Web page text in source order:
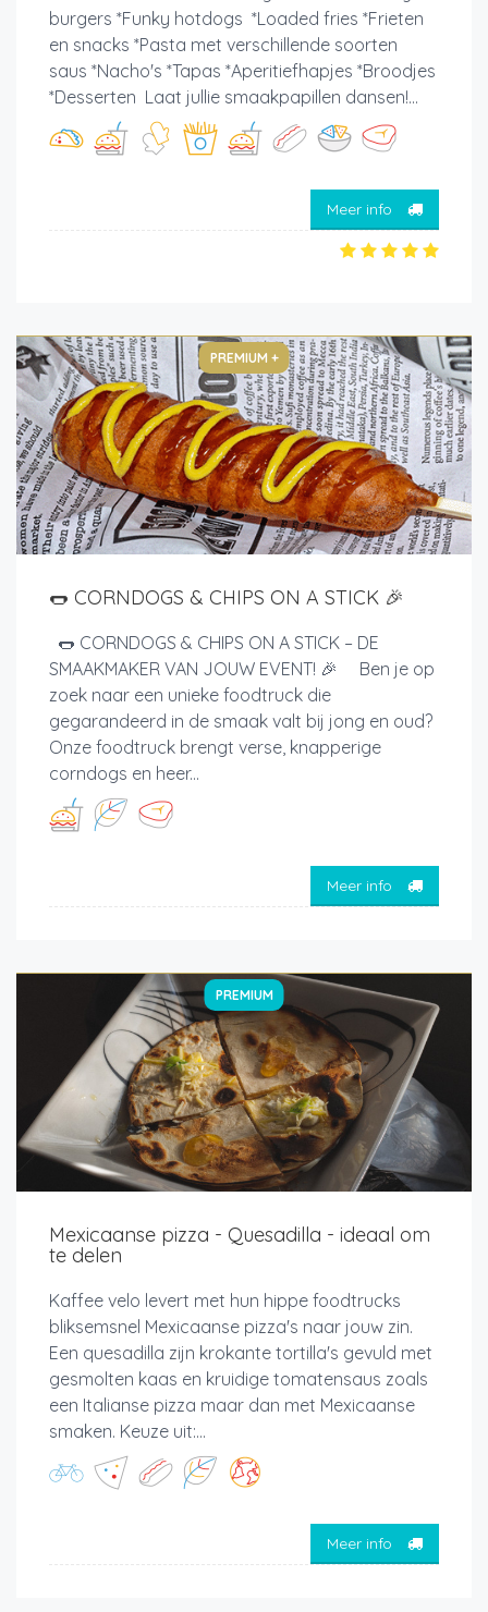
burgers *Funky hotdogs *Loaded fries *Frieten
en snacks *Pasta met verschillende soorten
saus *Nacho's *Tapas *Aperitiefhapjes *Broodjes
*Desserten Laat jullie smaakpapillen dansen!...
Meer info
PREMIUM +
🌭 CORNDOGS & CHIPS ON A STICK 🎉
🌭 CORNDOGS & CHIPS ON A STICK – DE
SMAAKMAKER VAN JOUW EVENT! 🎉 Ben je op
zoek naar een unieke foodtruck die
gegarandeerd in de smaak valt bij jong en oud?
Onze foodtruck brengt verse, knapperige
corndogs en heer...
Meer info
PREMIUM
Mexicaanse pizza - Quesadilla - ideaal om
te delen
Kaffee velo levert met hun hippe foodtrucks
bliksemsnel Mexicaanse pizza's naar jouw zin.
Een quesadilla zijn krokante tortilla's gevuld met
gesmolten kaas en kruidige tomatensaus zoals
een Italianse pizza maar dan met Mexicaanse
smaken. Keuze uit:...
Meer info